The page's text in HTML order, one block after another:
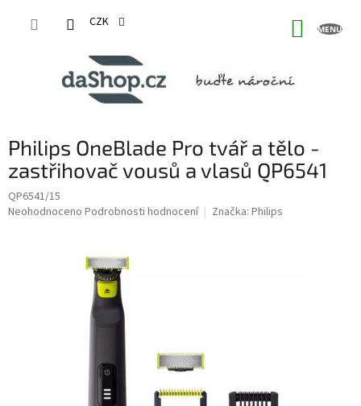
CZK
Philips OneBlade Pro tvář a tělo -
zastřihovač vousů a vlasů QP6541
QP6541/15
Průměrné
Neohodnoceno Podrobnosti hodnocení Značka: Philips